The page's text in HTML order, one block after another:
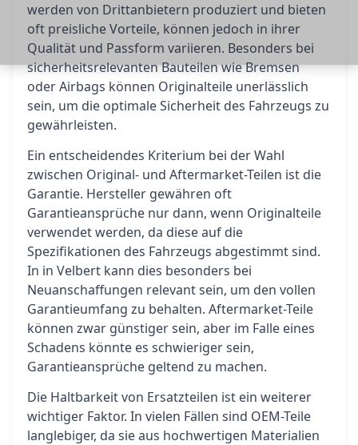
werden von Drittanbietern produziert und bieten
oft preisliche Vorteile, können jedoch in ihrer
Qualität und Passform variieren. Besonders bei
sicherheitsrelevanten Bauteilen wie Bremsen
oder Airbags können Originalteile unerlässlich
sein, um die optimale Sicherheit des Fahrzeugs zu
gewährleisten.
Ein entscheidendes Kriterium bei der Wahl
zwischen Original- und Aftermarket-Teilen ist die
Garantie. Hersteller gewähren oft
Garantieansprüche nur dann, wenn Originalteile
verwendet werden, da diese auf die
Spezifikationen des Fahrzeugs abgestimmt sind.
In in Velbert kann dies besonders bei
Neuanschaffungen relevant sein, um den vollen
Garantieumfang zu behalten. Aftermarket-Teile
können zwar günstiger sein, aber im Falle eines
Schadens könnte es schwieriger sein,
Garantieansprüche geltend zu machen.
Die Haltbarkeit von Ersatzteilen ist ein weiterer
wichtiger Faktor. In vielen Fällen sind OEM-Teile
langlebiger, da sie aus hochwertigen Materialien